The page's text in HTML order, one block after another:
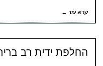
קרא עוד ←
החלפת ידית רב